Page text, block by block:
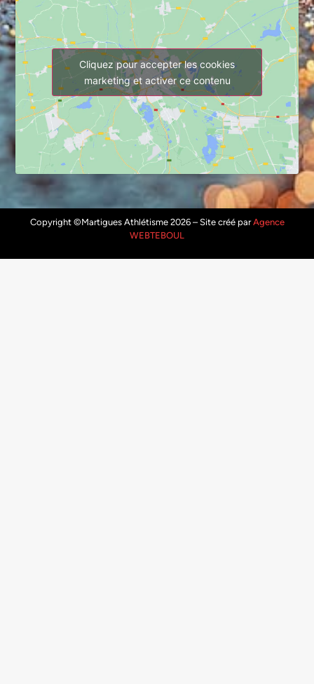
Cliquez pour accepter les cookies
marketing et activer ce contenu
Copyright ©Martigues Athlétisme 2026 – Site créé parAgence
WEBTEBOUL